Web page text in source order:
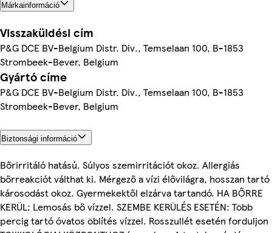
Márkainformáció
Visszaküldési cím
P&G DCE BV-Belgium Distr. Div., Temselaan 100, B-1853
Strombeek-Bever, Belgium
Gyártó címe
P&G DCE BV-Belgium Distr. Div., Temselaan 100, B-1853
Strombeek-Bever, Belgium
Biztonsági információ
Bőrirritáló hatású. Súlyos szemirritációt okoz. Allergiás
bőrreakciót válthat ki. Mérgező a vízi élővilágra, hosszan tartó
károsodást okoz. Gyermekektől elzárva tartandó. HA BŐRRE
KERÜL: Lemosás bő vízzel. SZEMBE KERÜLÉS ESETÉN: Több
percig tartó óvatos öblítés vízzel. Rosszullét esetén forduljon